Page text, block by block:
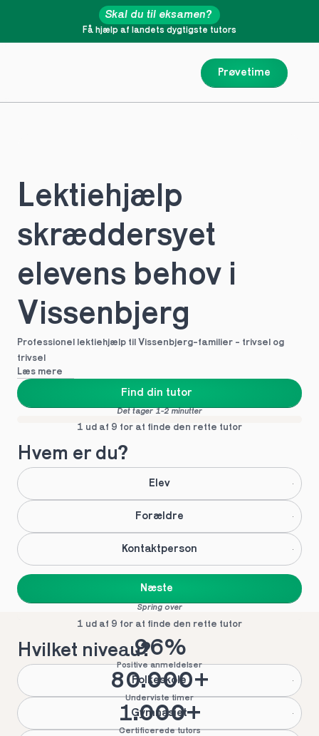
Prøvetime
Få hjælp af landets dygtigste tutors
Skal du til eksamen?
Lektiehjælp
skræddersyet
elevens behov i
Vissenbjerg
Professionel lektiehjælp til Vissenbjerg-familier - trivsel og
trivsel
Læs mere
Find din tutor
Det tager 1-2 minutter
1 ud af 9 for at finde den rette tutor
Hvem er du?
Elev
Forældre
Kontaktperson
Næste
Spring over
1 ud af 9 for at finde den rette tutor
Hvilket niveau?
Folkeskole
Gymnasiet
96%
Positive anmeldelser
80.000+
Underviste timer
1.000+
Certificerede tutors